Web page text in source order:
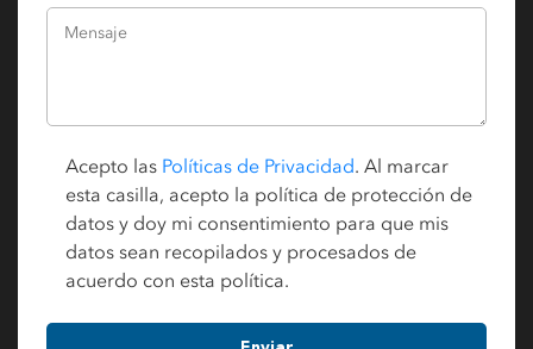
Acepto las Políticas de Privacidad. Al marcar
esta casilla, acepto la política de protección de
datos y doy mi consentimiento para que mis
datos sean recopilados y procesados de
acuerdo con esta política.